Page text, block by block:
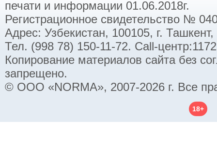
печати и информации 01.06.2018г.
Регистрационное свидетельство №
Адрес: Узбекистан, 100105, г.
Тел. (998 78) 150-11-72. Call-
Копирование материалов сайта без
запрещено.
© ООО «NORMA», 2007-2026 г. Все
18+